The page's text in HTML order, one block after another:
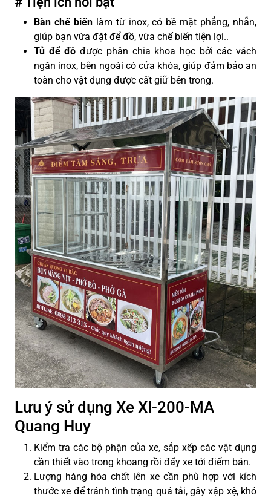
Bàn chế biếnlàm từ inox, có bề mặt phẳng, nhẵn,
giúp bạn vừa đặt để đồ, vừa chế biến tiện lợi..
Tủ để đồđược phân chia khoa học bởi các vách
ngăn inox, bên ngoài có cửa khóa, giúp đảm bảo an
toàn cho vật dụng được cất giữ bên trong.
Lưu ý sử dụng Xe XI-200-MA
Quang Huy
Kiểm tra các bộ phận của xe, sắp xếp các vật dụng
cần thiết vào trong khoang rồi đẩy xe tới điểm bán.
Lượng hàng hóa chất lên xe cần phù hợp với kích
thước xe để tránh tình trạng quá tải, gây xập xệ, khó